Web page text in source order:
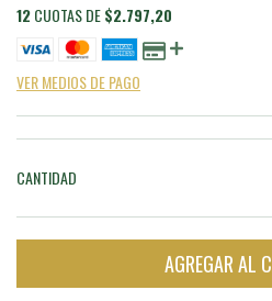
12CUOTAS DE$2.797,20
VER MEDIOS DE PAGO
CANTIDAD